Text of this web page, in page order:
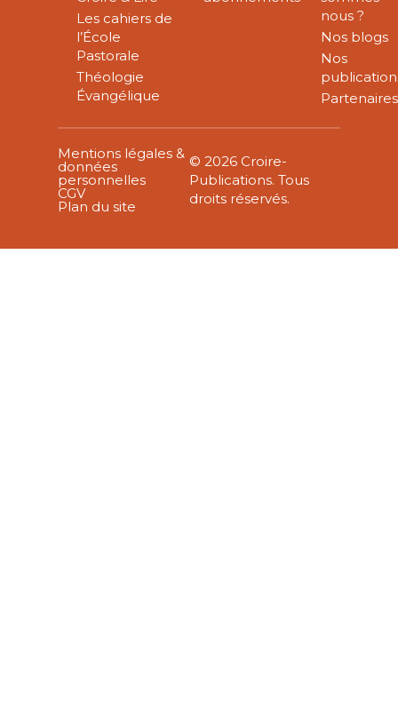
Les cahiers de
l’École
Pastorale
Théologie
Évangélique
nous ?
Nos blogs
Nos
Partenaires
Mentions légales &
données
personnelles
CGV
Plan du site
© 2026 Croire-
Publications. Tous
droits réservés.